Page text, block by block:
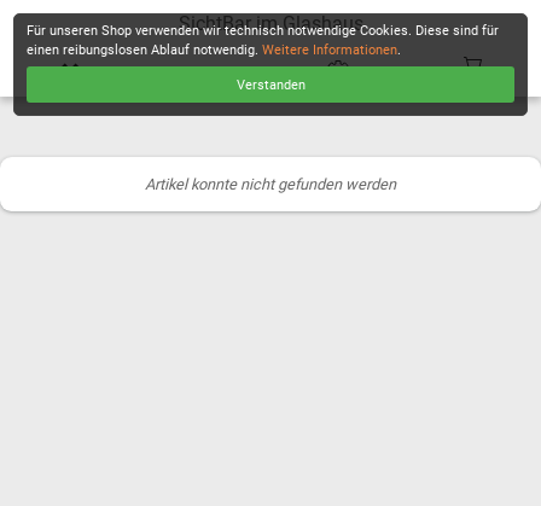
SichtBar im Glashaus
Artikel konnte nicht gefunden werden
Für unseren Shop verwenden wir technisch notwendige Cookies. Diese sind für
einen reibungslosen Ablauf notwendig.Weitere Informationen.
Verstanden